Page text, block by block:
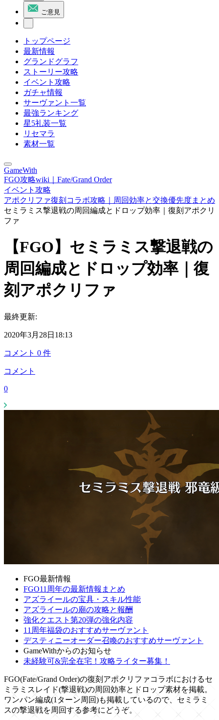
ご意見
トップページ
最新情報
グランドグラフ
ストーリー攻略
イベント攻略
ガチャ情報
サーヴァント一覧
最強ランキング
星5礼装一覧
リセマラ
素材一覧
GameWith
FGO攻略wiki｜Fate/Grand Order
イベント攻略
アポクリファ復刻コラボ攻略｜周回効率と交換優先度まとめ
セミラミス撃退戦の周回編成とドロップ効率｜復刻アポクリ
ファ
【FGO】セミラミス撃退戦の
周回編成とドロップ効率｜復
刻アポクリファ
最終更新:
2020年3月28日18:13
コメント 0 件
コメント
0
FGO最新情報
FGO11周年の最新情報まとめ
アズライールの宝具・スキル性能
アズライールの廟の攻略と報酬
強化クエスト第20弾の強化内容
11周年福袋のおすすめサーヴァント
デスティニーオーダー召喚のおすすめサーヴァント
GameWithからのお知らせ
未経験可&完全在宅！攻略ライター募集！
FGO(Fate/Grand Order)の復刻アポクリファコラボにおけるセ
ミラミスレイド(撃退戦)の周回効率とドロップ素材を掲載。
ワンパン編成(1ターン周回)も掲載しているので、セミラミ
スの撃退戦を周回する参考にどうぞ。